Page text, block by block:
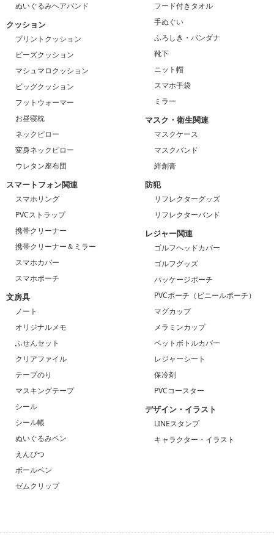
ぬいぐるみヘアバンド
クッション
プリントクッション
ビーズクッション
マシュマロクッション
ビッグクッション
フットウォーマー
お昼寝枕
ネックピロー
変身ネックピロー
ウレタン座布団
スマートフォン関連
スマホリング
PVCストラップ
携帯クリーナー
携帯クリーナー＆ミラー
スマホカバー
スマホポーチ
文房具
ノート
オリジナルメモ
ふせんセット
クリアファイル
テープのり
マスキングテープ
シール
シール帳
ぬいぐるみペン
えんぴつ
ボールペン
ゼムクリップ
フード付きタオル
手ぬぐい
ふろしき・バンダナ
靴下
ニット帽
スマホ手袋
ミラー
マスク・衛生関連
マスクケース
マスクバンド
絆創膏
防犯
リフレクターグッズ
リフレクターバンド
レジャー関連
ゴルフヘッドカバー
ゴルフグッズ
パッケージポーチ
PVCポーチ（ビニールポーチ）
マグカップ
メラミンカップ
ペットボトルカバー
レジャーシート
保冷剤
PVCコースター
デザイン・イラスト
LINEスタンプ
キャラクター・イラスト